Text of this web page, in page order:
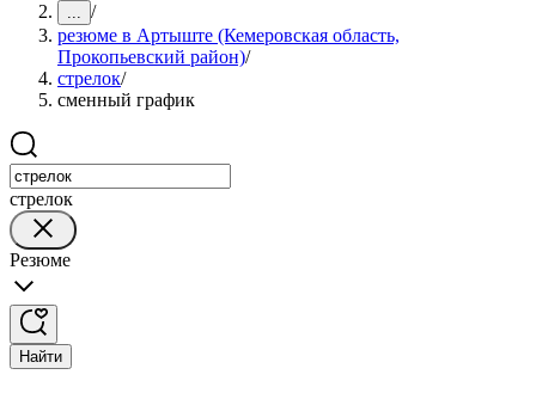
... /
резюме в Артыште (Кемеровская область,
Прокопьевский район)/
стрелок/
сменный график
стрелок
Резюме
Найти